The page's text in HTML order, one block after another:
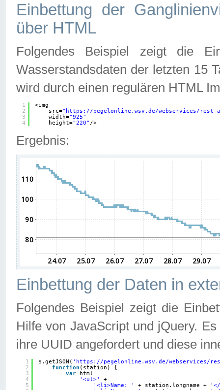
Einbettung der
über HTML
Folgendes Beispiel zeigt die
Wasserstandsdaten der letzten 15
wird durch einen regulären HTML
1
2
3
4
<img
src=" https://pegelonline.wsv.de/webservices/rest-
width="925"
height="220" />
Ergebnis:
Einbettung der Daten in
Folgendes Beispiel zeigt die
Hilfe von JavaScript und jQuery.
ihre UUID angefordert und diese
1
2
3
4
5
$.getJSON( ' https://pegelonline.wsv.de/webservices/
function (station) {
var
html =
'<ul>'
+
'<li>Name: '
+ station.longname +